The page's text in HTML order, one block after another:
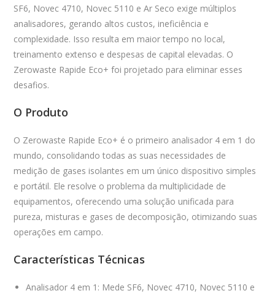
SF6, Novec 4710, Novec 5110 e Ar Seco exige múltiplos
analisadores, gerando altos custos, ineficiência e
complexidade. Isso resulta em maior tempo no local,
treinamento extenso e despesas de capital elevadas. O
Zerowaste Rapide Eco+ foi projetado para eliminar esses
desafios.
O Produto
O Zerowaste Rapide Eco+ é o primeiro analisador 4 em 1 do
mundo, consolidando todas as suas necessidades de
medição de gases isolantes em um único dispositivo simples
e portátil. Ele resolve o problema da multiplicidade de
equipamentos, oferecendo uma solução unificada para
pureza, misturas e gases de decomposição, otimizando suas
operações em campo.
Características Técnicas
Analisador 4 em 1: Mede SF6, Novec 4710, Novec 5110 e